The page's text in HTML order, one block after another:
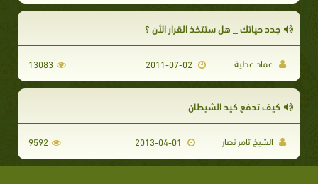
جدد حياتك _ هل ستتخذ القرار الأن ؟
عماد عطية 13083
كيف تدفع كيد الشيطان
الشيخ تامر نصار 9592